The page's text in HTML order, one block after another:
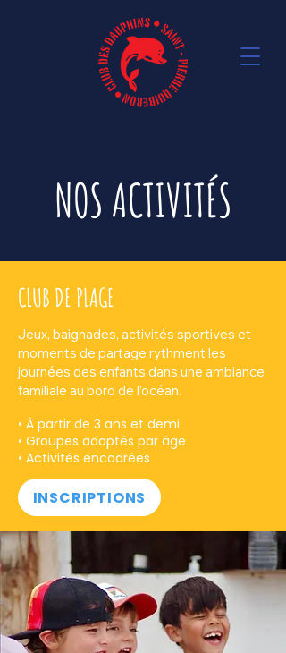
NOS ACTIVITÉS
CLUB DE PLAGE
Jeux, baignades, activités sportives et
moments de partage rythment les
journées des enfants dans une ambiance
familiale au bord de l’océan.
• À partir de 3 ans et demi
• Groupes adaptés par âge
• Activités encadrées
INSCRIPTIONS